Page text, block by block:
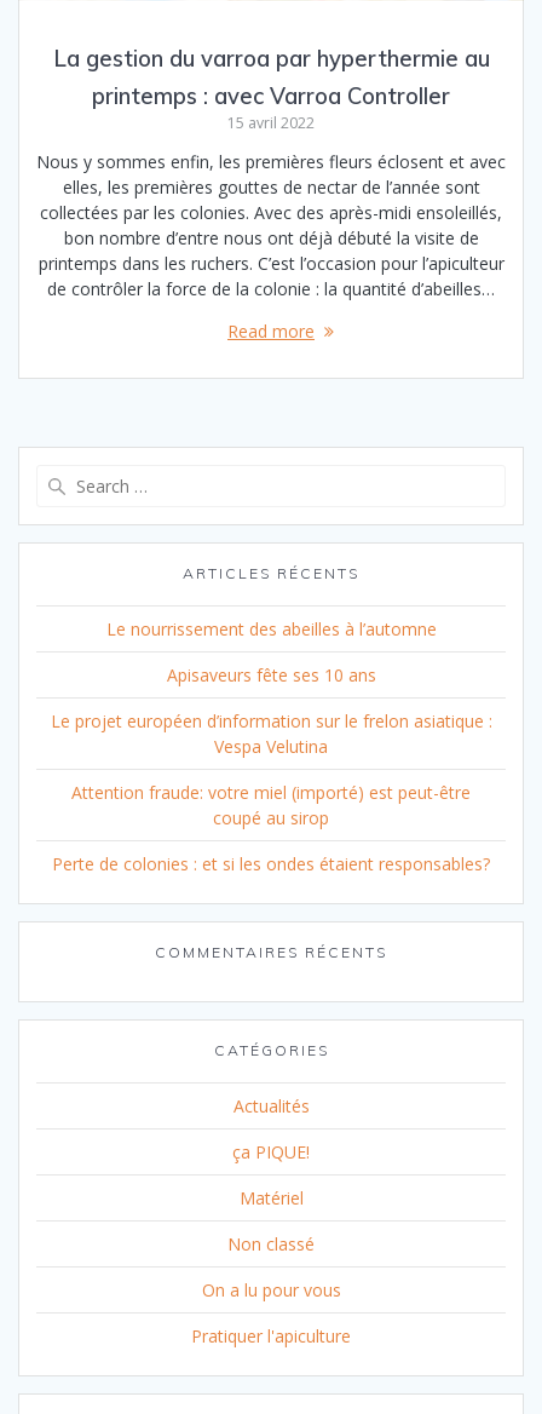
La gestion du varroa par hyperthermie au
printemps : avec Varroa Controller
15 avril 2022
Nous y sommes enfin, les premières fleurs éclosent et avec
elles, les premières gouttes de nectar de l’année sont
collectées par les colonies. Avec des après-midi ensoleillés,
bon nombre d’entre nous ont déjà débuté la visite de
printemps dans les ruchers. C’est l’occasion pour l’apiculteur
de contrôler la force de la colonie : la quantité d’abeilles…
Read more
ARTICLES RÉCENTS
Le nourrissement des abeilles à l’automne
Apisaveurs fête ses 10 ans
Le projet européen d’information sur le frelon asiatique :
Vespa Velutina
Attention fraude: votre miel (importé) est peut-être
coupé au sirop
Perte de colonies : et si les ondes étaient responsables?
COMMENTAIRES RÉCENTS
CATÉGORIES
Actualités
ça PIQUE!
Matériel
Non classé
On a lu pour vous
Pratiquer l'apiculture